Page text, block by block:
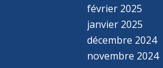
février 2025
janvier 2025
décembre 2024
novembre 2024